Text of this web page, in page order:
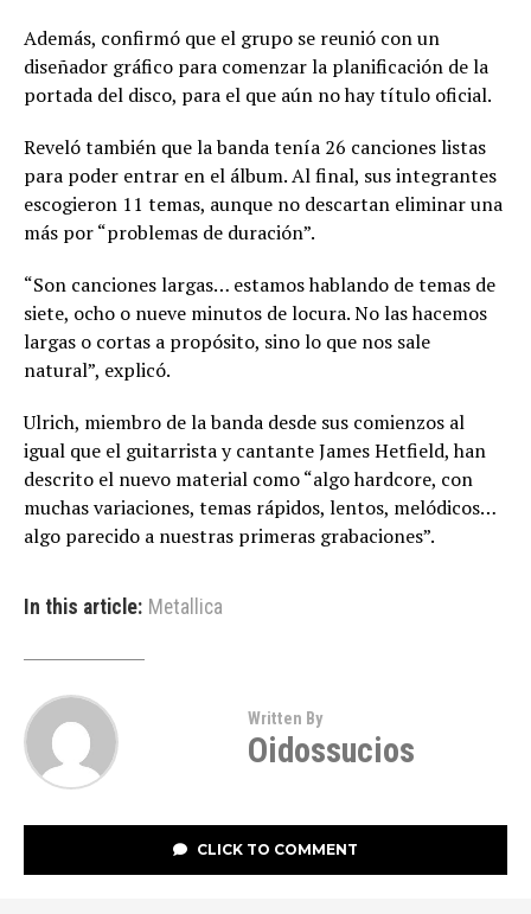
Además, confirmó que el grupo se reunió con un
diseñador gráfico para comenzar la planificación de la
portada del disco, para el que aún no hay título oficial.
Reveló también que la banda tenía 26 canciones listas
para poder entrar en el álbum. Al final, sus integrantes
escogieron 11 temas, aunque no descartan eliminar una
más por “problemas de duración”.
“Son canciones largas… estamos hablando de temas de
siete, ocho o nueve minutos de locura. No las hacemos
largas o cortas a propósito, sino lo que nos sale
natural”, explicó.
Ulrich, miembro de la banda desde sus comienzos al
igual que el guitarrista y cantante James Hetfield, han
descrito el nuevo material como “algo hardcore, con
muchas variaciones, temas rápidos, lentos, melódicos…
algo parecido a nuestras primeras grabaciones”.
In this article: Metallica
Written By
Oidossucios
CLICK TO COMMENT